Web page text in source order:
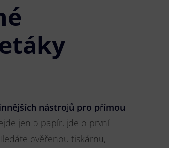
nástrojů pro přímou
jen o papír, jde o první
ověřenou tiskárnu,